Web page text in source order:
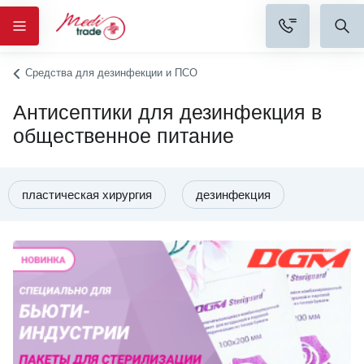
Средства для дезинфекции и ПСО
Антисептики для дезинфекция в
общественное питание
пластическая хирургия дезинфекция